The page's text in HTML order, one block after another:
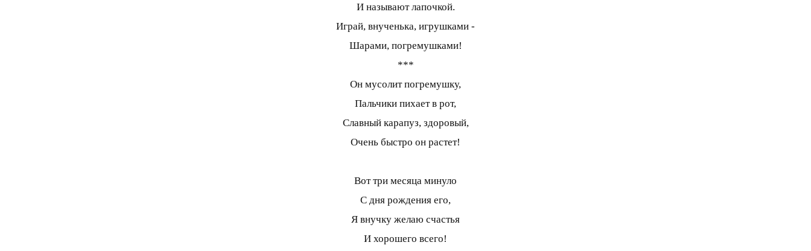
И называют лапочкой.
Играй, внученька, игрушками -
Шарами, погремушками!
***
Он мусолит погремушку,
Пальчики пихает в рот,
Славный карапуз, здоровый,
Очень быстро он растет!
Вот три месяца минуло
С дня рождения его,
Я внучку желаю счастья
И хорошего всего!